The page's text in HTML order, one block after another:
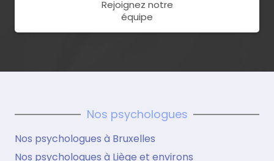
Rejoignez notre
équipe
Nos psychologues
Nos psychologues à Bruxelles
Nos psychologues à Liège et environs